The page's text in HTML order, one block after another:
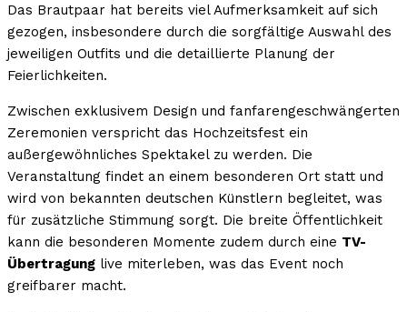
Das Brautpaar hat bereits viel Aufmerksamkeit auf sich
gezogen, insbesondere durch die sorgfältige Auswahl des
jeweiligen Outfits und die detaillierte Planung der
Feierlichkeiten.
Zwischen exklusivem Design und fanfarengeschwängerten
Zeremonien verspricht das Hochzeitsfest ein
außergewöhnliches Spektakel zu werden. Die
Veranstaltung findet an einem besonderen Ort statt und
wird von bekannten deutschen Künstlern begleitet, was
für zusätzliche Stimmung sorgt. Die breite Öffentlichkeit
kann die besonderen Momente zudem durch eine TV-
Übertragung live miterleben, was das Event noch
greifbarer macht.